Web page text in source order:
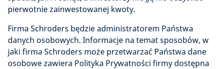
pierwotnie zainwestowanej kwoty.
Firma Schroders będzie administratorem Państwa
danych osobowych. Informacje na temat sposobów, w
jaki firma Schroders może przetwarzać Państwa dane
osobowe zawiera Polityka Prywatności firmy dostępna